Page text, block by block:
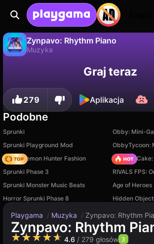
Zynpavo: Rhythm Piano
Muzyka
Zapisz postępy! Nie
Graj teraz
279 Aplikacja
Podobne
Sprunki
Obby: Mini-
Sprunki Playground Mod
ObbyTycoon:
K-Pop Demon Hunter Fashion
Piece of
Sprunki Phase 3
RIVALS FPS:
Sprunki Monster Music Beats
Age of Heroes
Horror Sprunki Phase 8
Hidden
Playgama / Muzyka / Zynpavo: Rhythm
Zynpavo: Rhythm
★★★★★ 4.6 / 279 głosów 3